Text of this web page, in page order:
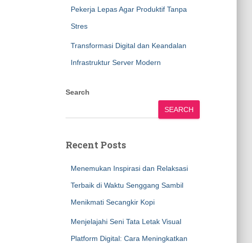
Pekerja Lepas Agar Produktif Tanpa
Stres
Transformasi Digital dan Keandalan
Infrastruktur Server Modern
Search
SEARCH
Recent Posts
Menemukan Inspirasi dan Relaksasi
Terbaik di Waktu Senggang Sambil
Menikmati Secangkir Kopi
Menjelajahi Seni Tata Letak Visual
Platform Digital: Cara Meningkatkan